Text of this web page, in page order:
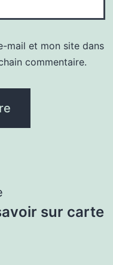
mail et mon site dans
commentaire.
sur carte